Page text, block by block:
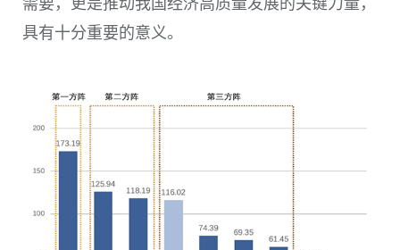
需要，更是推动我国经济高质量发展的关键力量，
具有十分重要的意义。